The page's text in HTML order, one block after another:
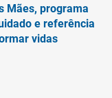
Mães, programa
e referência
vidas